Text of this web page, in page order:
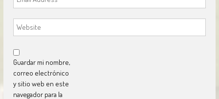
Guardar mi nombre,
correo electrónico
y sitio web en este
navegador para la